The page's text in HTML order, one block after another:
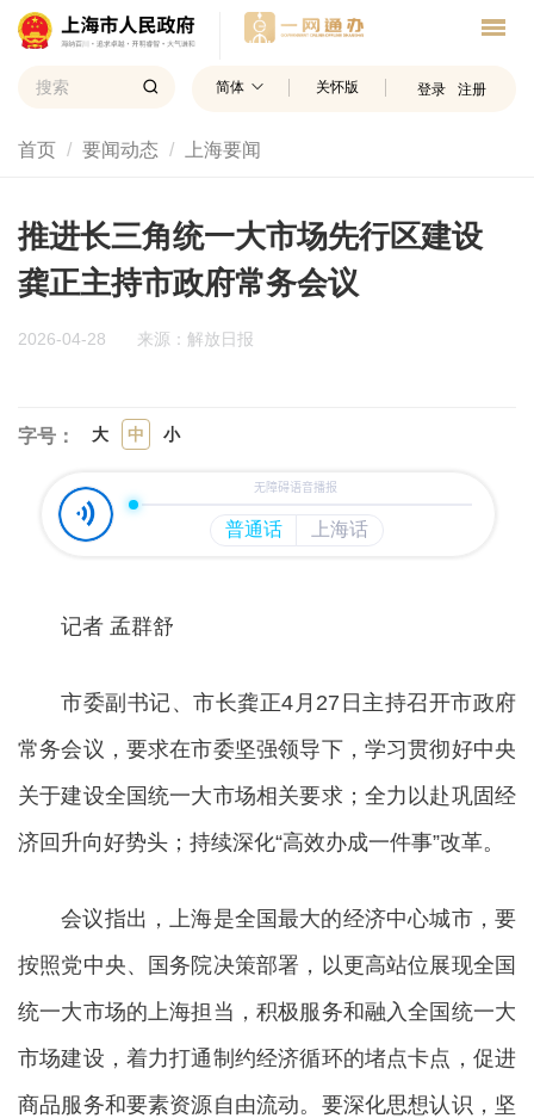
简体 关怀版 登录 注册
首页 要闻动态 上海要闻
推进长三角统一大市场先行区建设
龚正主持市政府常务会议
2026-04-28 来源：解放日报
字号： 大 中 小
记者 孟群舒
市委副书记、市长龚正4月27日主持召开市政府
常务会议，要求在市委坚强领导下，学习贯彻好中央
关于建设全国统一大市场相关要求；全力以赴巩固经
济回升向好势头；持续深化“高效办成一件事”改革。
会议指出，上海是全国最大的经济中心城市，要
按照党中央、国务院决策部署，以更高站位展现全国
统一大市场的上海担当，积极服务和融入全国统一大
市场建设，着力打通制约经济循环的堵点卡点，促进
商品服务和要素资源自由流动。要深化思想认识，坚